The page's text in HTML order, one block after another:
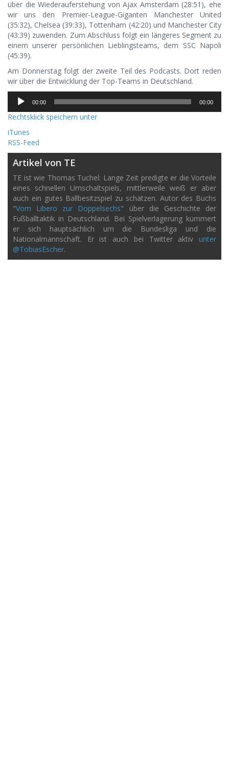
über die Wiederauferstehung von Ajax Amsterdam (28:51), ehe
wir uns den Premier-League-Giganten Manchester United
(35:32), Chelsea (39:33), Tottenham (42:20) und Manchester City
(43:39) zuwenden. Zum Abschluss folgt ein längeres Segment zu
einem unserer persönlichen Lieblingsteams, dem SSC Napoli
(45:39).
Am Donnerstag folgt der zweite Teil des Podcasts. Dort reden
wir über die Entwicklung der Top-Teams in Deutschland.
Audio-
Player
00:00 00:00
Rechtsklick speichern unter
iTunes
RSS-Feed
Artikel von TE
TE ist wie Thomas Tuchel: Lange Zeit predigte er die Vorteile
eines schnellen Umschaltspiels, mittlerweile weiß er aber
auch ein gutes Ballbesitzspiel zu schätzen. Autor des Buchs
"Vom Libero zur Doppelsechs" über die Geschichte der
Fußballtaktik in Deutschland. Bei Spielverlagerung kümmert
er sich hauptsächlich um die Bundesliga und die
Nationalmannschaft. Er ist auch bei Twitter aktiv unter
@TobiasEscher.